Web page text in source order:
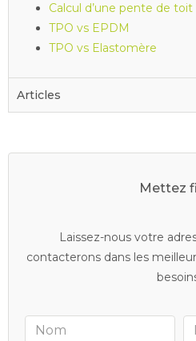
Calcul d’une pente de toit
TPO vs EPDM
TPO vs Elastomère
Articles
Mettez fin à vos dr
Laissez-nous votre
contacterons dans les